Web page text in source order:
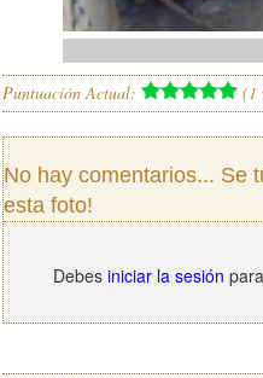
Puntuación Actual: (1
No hay comentarios... Se
esta foto!
Debes iniciar la sesión